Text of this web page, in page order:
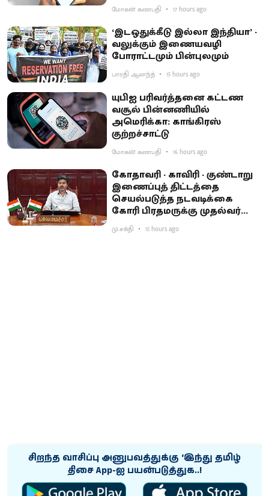
மோகன் கணபதி 17 hours ago
‘இடஒதுக்கீடு இல்லா இந்தியா’ -
வலுக்கும் இணையவழி
போராட்டமும் பின்புலமும்
பாரதி ஆனந்த் 15 hours ago
யுபிஐ பரிவர்த்தனை கட்டண
வசூல் பின்னணியில்
அமெரிக்கா: காங்கிரஸ்
குற்றச்சாட்டு
மோகன் கணபதி 16 hours ago
கோதாவரி - காவிரி - குண்டாறு
இணைப்புத் திட்டத்தை
செயல்படுத்த நடவடிக்கை
கோரி பிரதமருக்கு முதல்வர்
விஜய் கடிதம்
மு.சக்தி 15 hours ago
சிறந்த வாசிப்பு அனுபவத்துக்கு ‘இந்து தமிழ்
திசை App-ஐ பயன்படுத்துக..!